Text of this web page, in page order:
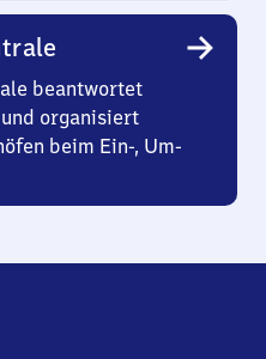
beantwortet
organisiert
beim Ein-, Um-